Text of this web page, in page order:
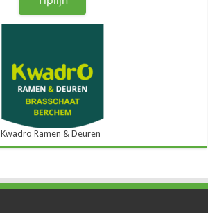
Kwadro Ramen & Deuren